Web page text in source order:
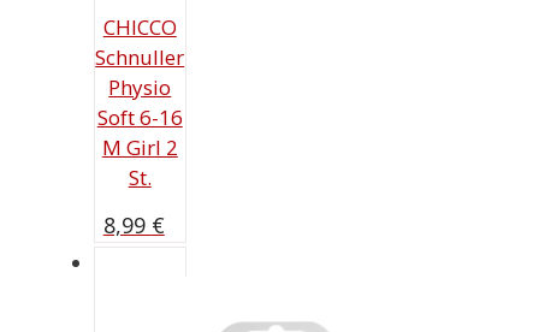
CHICCO
Schnuller
Physio
Soft 6-16
M Girl 2
St.
8,99 €